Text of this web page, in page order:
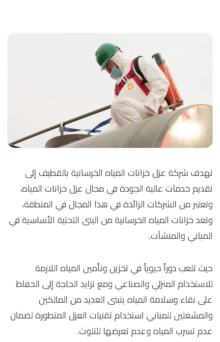
تهدف شركة عزل خزانات المياه الخرسانية بالقطيف إلى
تقديم خدمات عالية الجودة في مجال عزل خزانات المياه،
وتعتبر من الشركات الرائدة في هذا المجال في المنطقة،
وتعد خزانات المياه الخرسانية من البنى التحتية الأساسية في
المباني والمنشآت.
حيث تلعب دوراً حيوياً في تخزين وتأمين المياه اللازمة
للاستخدام المنزلي والصناعي ومع تزايد الحاجة إلى الحفاظ
على نقاء وسلامة المياه يتبنى العديد من المالكين
والمشغلين للمباني استخدام تقنيات العزل المتطورة لضمان
عدم تسرب المياه وعدم تعرضها للتلوث.